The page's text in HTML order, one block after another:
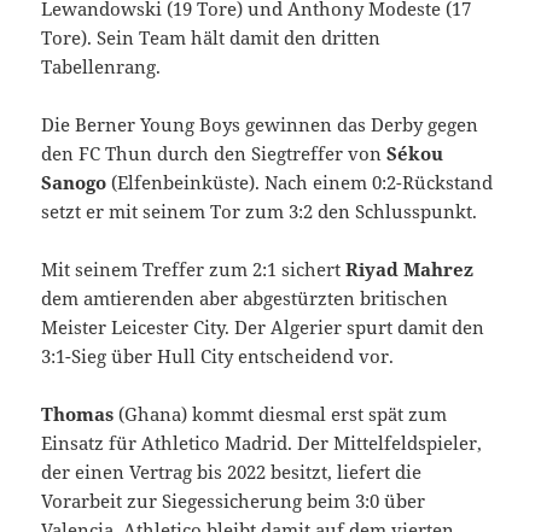
Lewandowski (19 Tore) und Anthony Modeste (17
Tore). Sein Team hält damit den dritten
Tabellenrang.
Die Berner Young Boys gewinnen das Derby gegen
den FC Thun durch den Siegtreffer vonSékou
Sanogo (Elfenbeinküste). Nach einem 0:2-Rückstand
setzt er mit seinem Tor zum 3:2 den Schlusspunkt.
Mit seinem Treffer zum 2:1 sichertRiyad Mahrez
dem amtierenden aber abgestürzten britischen
Meister Leicester City. Der Algerier spurt damit den
3:1-Sieg über Hull City entscheidend vor.
Thomas(Ghana) kommt diesmal erst spät zum
Einsatz für Athletico Madrid. Der Mittelfeldspieler,
der einen Vertrag bis 2022 besitzt, liefert die
Vorarbeit zur Siegessicherung beim 3:0 über